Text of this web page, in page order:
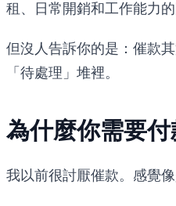
租、日常開銷和工作能力的
但沒人告訴你的是：催款
「待處理」堆裡。
為什麼你需要
我以前很討厭催款。感覺